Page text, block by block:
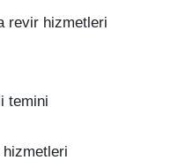
revir hizmetleri
temini
hizmetleri